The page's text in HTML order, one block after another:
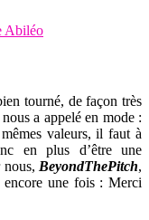
Abiléo
tourné, de façon très
a appelé en mode :
valeurs, il faut à
en plus d’être une
BeyondThePitch,
encore une fois : Merci